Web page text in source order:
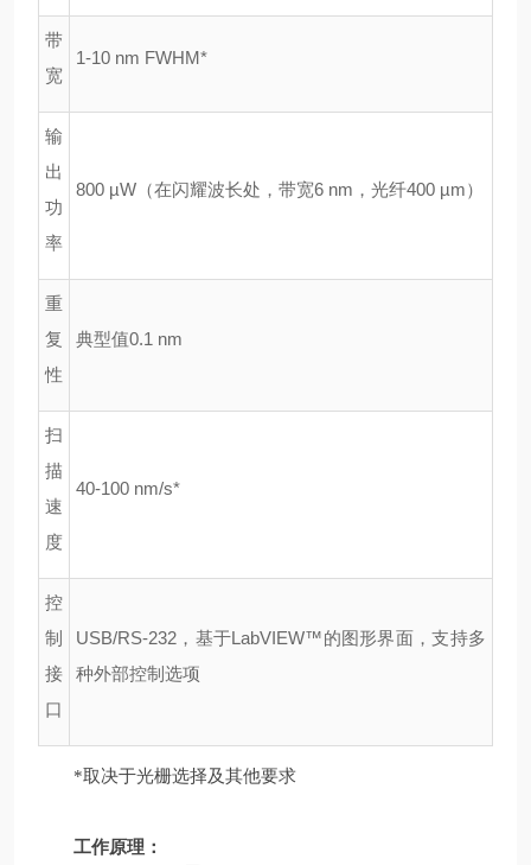
带
宽
1-10 nm FWHM*
输
出
功
率
800 µW（在闪耀波长处，带宽6 nm，光纤400 µm）
重
复
性
典型值0.1 nm
扫
描
速
度
40-100 nm/s*
控
制
接
口
USB/RS-232，基于LabVIEW™的图形界面，支持多
种外部控制选项
*取决于光栅选择及其他要求
工作原理：